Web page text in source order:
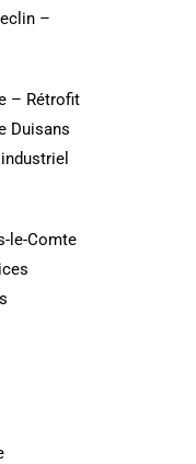
–
– Rétrofit
Duisans
le-Comte